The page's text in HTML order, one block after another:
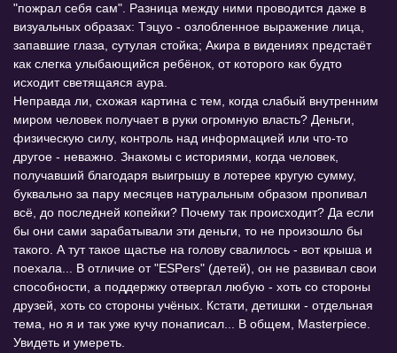
"пожрал себя сам". Разница между ними проводится даже в
визуальных образах: Тэцуо - озлобленное выражение лица,
запавшие глаза, сутулая стойка; Акира в видениях предстаёт
как слегка улыбающийся ребёнок, от которого как будто
исходит светящаяся аура.
Неправда ли, схожая картина с тем, когда слабый внутренним
миром человек получает в руки огромную власть? Деньги,
физическую силу, контроль над информацией или что-то
другое - неважно. Знакомы с историями, когда человек,
получавший благодаря выигрышу в лотерее кругую сумму,
буквально за пару месяцев натуральным образом пропивал
всё, до последней копейки? Почему так происходит? Да если
бы они сами зарабатывали эти деньги, то не произошло бы
такого. А тут такое щастье на голову свалилось - вот крыша и
поехала... В отличие от "ESPers" (детей), он не развивал свои
способности, а поддержку отвергал любую - хоть со стороны
друзей, хоть со стороны учёных. Кстати, детишки - отдельная
тема, но я и так уже кучу понаписал... В общем, Masterpiece.
Увидеть и умереть.